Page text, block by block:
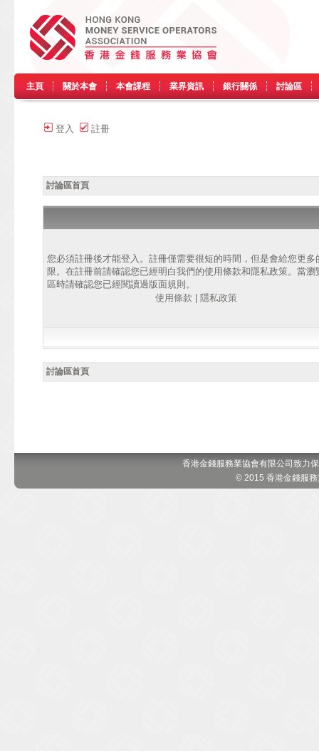
主頁 關於本會 本會課程 業界資訊 銀行關係 討論區
登入 註冊
討論區首頁
您必須註冊後才能登入。註冊僅需要很短的時間，但是會給您更多
限。在註冊前請確認您已經明白我們的使用條款和隱私政策。當瀏
區時請確認您已經閱讀過版面規則。
使用條款
隱私政策
討論區首頁
香港金錢服務業協會有限公司致力
© 2015 香港金錢服